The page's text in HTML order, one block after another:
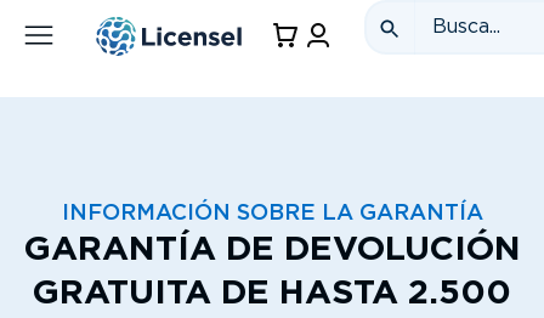
INFORMACIÓN SOBRE LA GARANTÍA
GARANTÍA DE DEVOLUCIÓN
GRATUITA DE HASTA 2.500